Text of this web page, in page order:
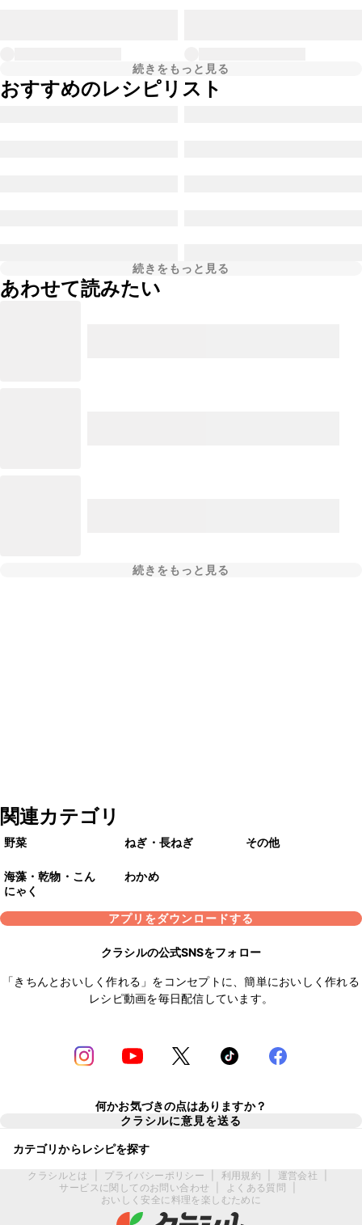
続きをもっと見る
おすすめのレシピリスト
続きをもっと見る
あわせて読みたい
続きをもっと見る
関連カテゴリ
野菜 ねぎ・長ねぎ その他
海藻・乾物・こん
にゃく
わかめ
アプリをダウンロードする
クラシルの公式SNSをフォロー
「きちんとおいしく作れる」をコンセプトに、簡単においしく作れる
レシピ動画を毎日配信しています。
何かお気づきの点はありますか？
クラシルに意見を送る
カテゴリからレシピを探す
クラシルとは プライバシーポリシー 利用規約 運営会社
サービスに関してのお問い合わせ
よくある質問
おいしく安全に料理を楽しむために